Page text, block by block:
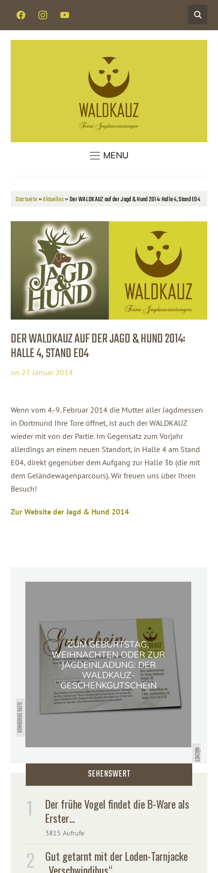
FACEBOOKINSTAGRAMYOUTUBE
MENU
Startseite»Aktuelles»Der WALDKAUZ auf der Jagd & Hund 2014: Halle 4, Stand E04
DER WALDKAUZ AUF DER JAGD & HUND 2014:
HALLE 4, STAND E04
on 27. Januar 2014
Wenn vom 4.-9. Februar 2014 die Mutter aller Jagdmessen
in Dortmund Ihre Tore öffnet, ist auch der WALDKAUZ
wieder mit von der Partie. Im Gegensatz zum Vorjahr
allerdings an einem neuen Standort, in Halle 4 am Stand
E04, direkt gegenüber dem Aufgang zur Halle 3b (die mit
dem Geländewagenparcours). Wir freuen uns über Ihren
Besuch!
Zur Website der Jagd & Hund 2014
VORHERIGE SEITE
ZUM GEBURTSTAG,
WEIHNACHTEN ODER ZUR
JAGDEINLADUNG: DER
WALDKAUZ-
GESCHENKGUTSCHEIN
NÄCHSTE SEITE
REITEN FISCHEN OFFROAD – VOM
SEHENSWERT
Der frühe Vogel findet die B-Ware als
Erster…
3815 Aufrufe
Gut getarnt mit der Loden-Tarnjacke